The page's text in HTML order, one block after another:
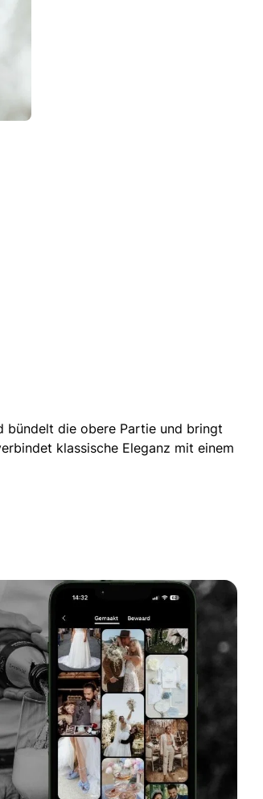
bündelt die obere Partie und bringt
klassische Eleganz mit einem